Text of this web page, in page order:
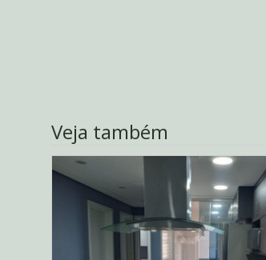
Veja também